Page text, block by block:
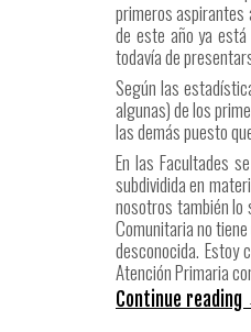
primeros aspirantes
de este año ya
todavía de
Según las
algunas) de los
las demás puesto
En las Facultades
subdividida en
nosotros también lo
Comunitaria no
desconocida. Estoy
Atención Primaria
Continue reading